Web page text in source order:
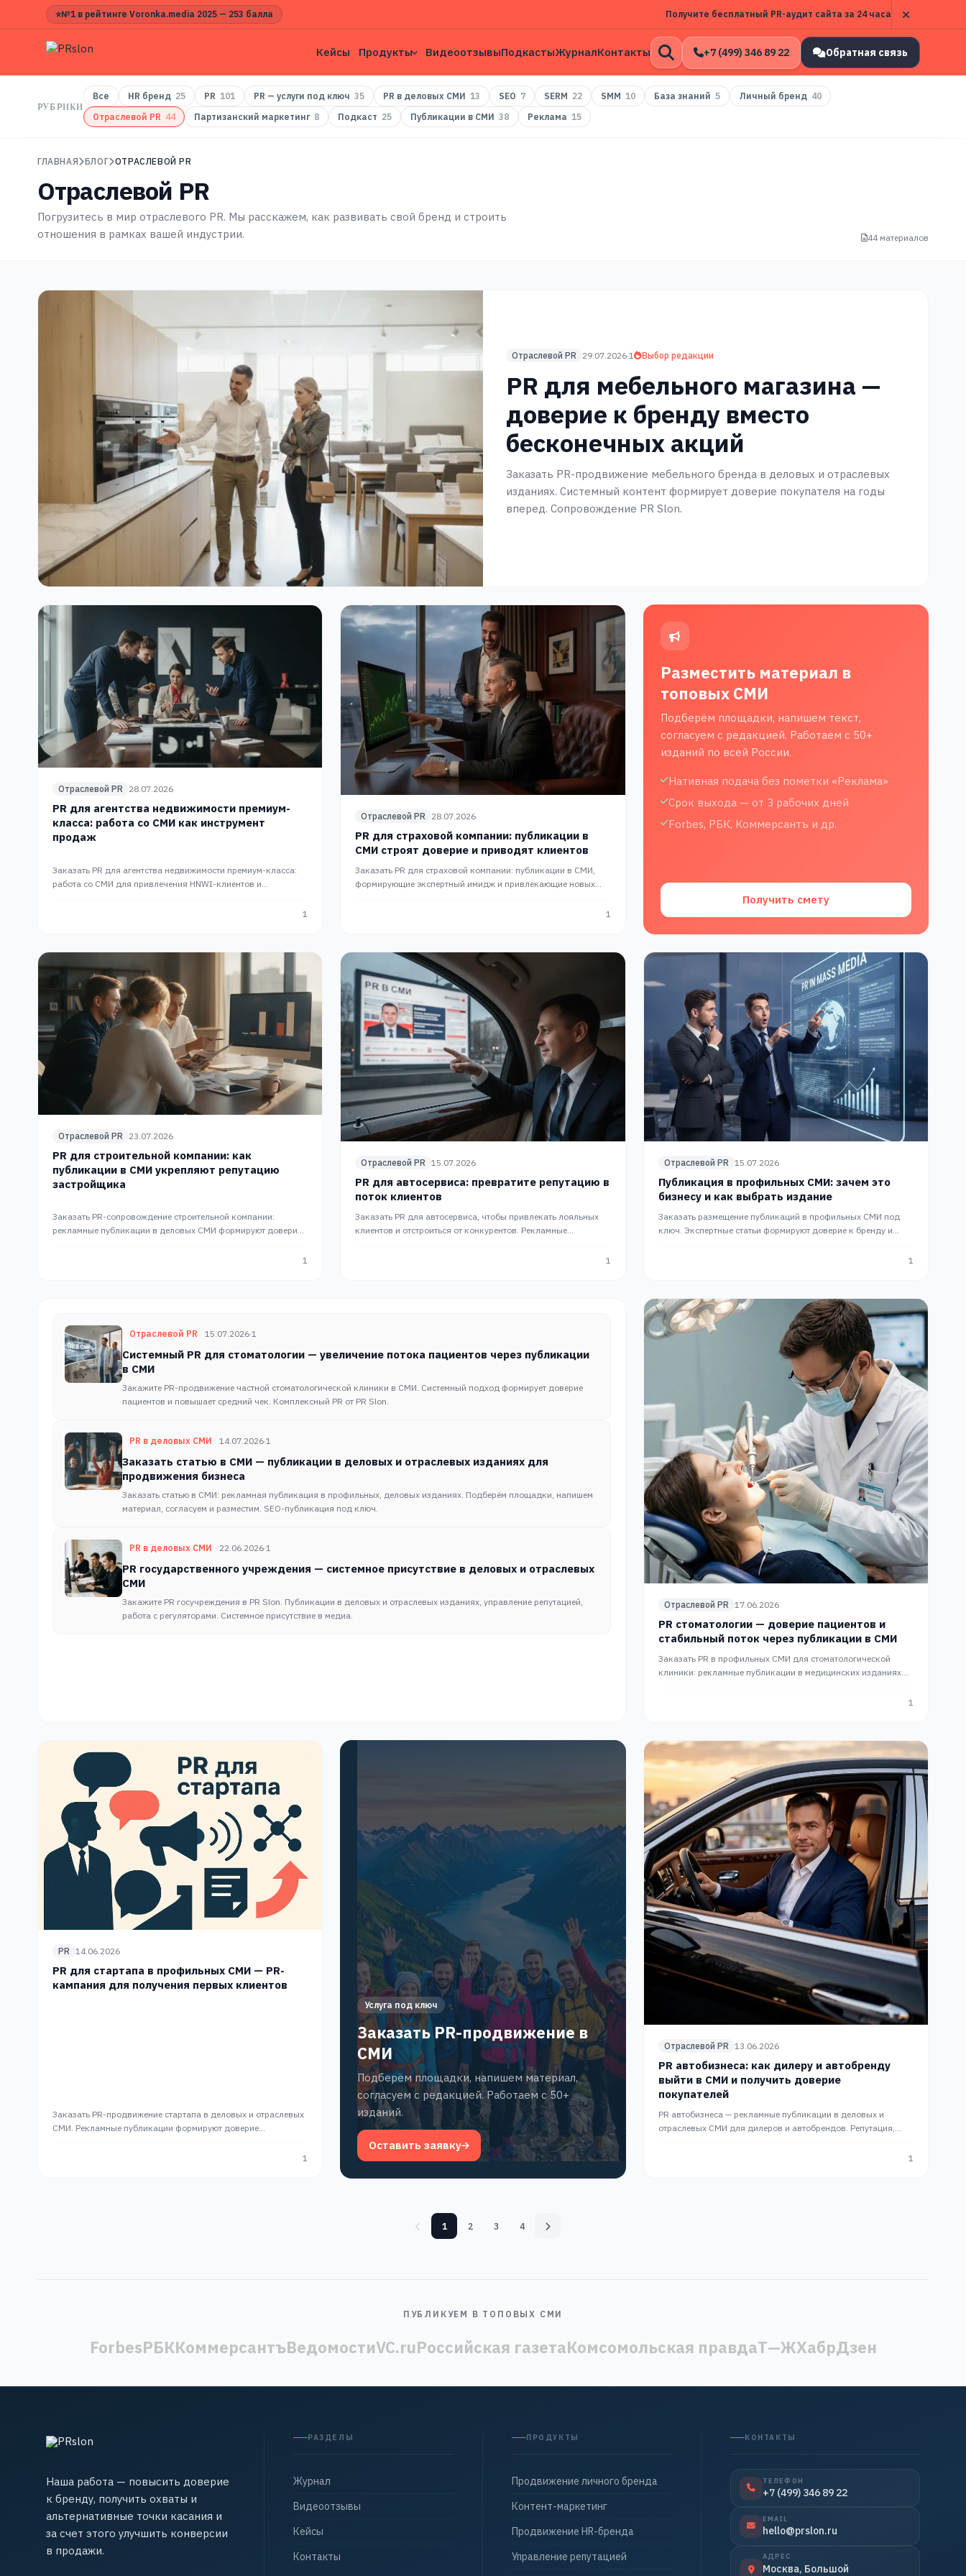
⭐№1 в рейтинге Voronka.media 2025 — 253 балла Получите бесплатный PR-аудит сайта за 24 часа
Кейсы Продукты ВидеоотзывыПодкастыЖурналКонтакты
Открыть
поиск
+7 (499) 346 89 22 Обратная связь
РУБРИКИ
Все HR бренд 25 PR 101 PR — услуги под ключ 35 PR в деловых СМИ 13 SEO 7 SERM 22 SMM 10 База знаний 5 Личный бренд 40
Отраслевой PR 44 Партизанский маркетинг 8 Подкаст 25 Публикации в СМИ 38 Реклама 15
ГЛАВНАЯ БЛОГ ОТРАСЛЕВОЙ PR
Отраслевой PR
Погрузитесь в мир отраслевого PR. Мы расскажем, как развивать свой бренд и строить
отношения в рамках вашей индустрии.
44 материалов
Отраслевой PR 29.07.2026·1 Выбор редакции
PR для мебельного магазина —
доверие к бренду вместо
бесконечных акций
Заказать PR-продвижение мебельного бренда в деловых и отраслевых
изданиях. Системный контент формирует доверие покупателя на годы
вперед. Сопровождение PR Slon.
Отраслевой PR 28.07.2026
PR для агентства недвижимости премиум-
класса: работа со СМИ как инструмент
продаж
Заказать PR для агентства недвижимости премиум-класса:
работа со СМИ для привлечения HNWI-клиентов и
1
Отраслевой PR 28.07.2026
PR для страховой компании: публикации в
СМИ строят доверие и приводят клиентов
Заказать PR для страховой компании: публикации в СМИ,
формирующие экспертный имидж и привлекающие новых
1
Разместить материал в
топовых СМИ
Подберём площадки, напишем текст,
согласуем с редакцией. Работаем с 50+
изданий по всей России.
Нативная подача без пометки «Реклама»
Срок выхода — от 3 рабочих дней
Forbes, РБК, Коммерсантъ и др.
Получить смету
Отраслевой PR 23.07.2026
PR для строительной компании: как
публикации в СМИ укрепляют репутацию
застройщика
Заказать PR-сопровождение строительной компании:
рекламные публикации в деловых СМИ формируют доверие
1
Отраслевой PR 15.07.2026
PR для автосервиса: превратите репутацию в
поток клиентов
Заказать PR для автосервиса, чтобы привлекать лояльных
клиентов и отстроиться от конкурентов. Рекламные
1
Отраслевой PR 15.07.2026
Публикация в профильных СМИ: зачем это
бизнесу и как выбрать издание
Заказать размещение публикаций в профильных СМИ под
ключ. Экспертные статьи формируют доверие к бренду и
1
Отраслевой PR 15.07.2026·1
Системный PR для стоматологии — увеличение потока пациентов через публикации
в СМИ
Закажите PR-продвижение частной стоматологической клиники в СМИ. Системный подход формирует доверие
пациентов и повышает средний чек. Комплексный PR от PR Slon.
PR в деловых СМИ 14.07.2026·1
Заказать статью в СМИ — публикации в деловых и отраслевых изданиях для
продвижения бизнеса
Заказать статью в СМИ: рекламная публикация в профильных, деловых изданиях. Подберём площадки, напишем
материал, согласуем и разместим. SEO-публикация под ключ.
PR в деловых СМИ 22.06.2026·1
PR государственного учреждения — системное присутствие в деловых и отраслевых
СМИ
Закажите PR госучреждения в PR Slon. Публикации в деловых и отраслевых изданиях, управление репутацией,
работа с регуляторами. Системное присутствие в медиа.
Отраслевой PR 17.06.2026
PR стоматологии — доверие пациентов и
стабильный поток через публикации в СМИ
Заказать PR в профильных СМИ для стоматологической
клиники: рекламные публикации в медицинских изданиях.
1
PR 14.06.2026
PR для стартапа в профильных СМИ — PR-
кампания для получения первых клиентов
Заказать PR-продвижение стартапа в деловых и отраслевых
СМИ. Рекламные публикации формируют доверие
1
Услуга под ключ
Заказать PR-продвижение в
СМИ
Подберём площадки, напишем материал,
согласуем с редакцией. Работаем с 50+
изданий.
Оставить заявку
Отраслевой PR 13.06.2026
PR автобизнеса: как дилеру и автобренду
выйти в СМИ и получить доверие
покупателей
PR автобизнеса — рекламные публикации в деловых и
отраслевых СМИ для дилеров и автобрендов. Репутация,
1
1 2 3 4
ПУБЛИКУЕМ В ТОПОВЫХ СМИ
ForbesРБККоммерсантъВедомостиVC.ruРоссийская газетаКомсомольская правдаТ—ЖХабрДзен
Наша работа — повысить доверие
к бренду, получить охваты и
альтернативные точки касания и
за счет этого улучшить конверсии
в продажи.
РАЗДЕЛЫ
Журнал
Видеоотзывы
Кейсы
Контакты
ПРОДУКТЫ
Продвижение личного бренда
Контент-маркетинг
Продвижение HR-бренда
Управление репутацией
КОНТАКТЫ
ТЕЛЕФОН
+7 (499) 346 89 22
EMAIL
hello@prslon.ru
АДРЕС
Москва, Большой